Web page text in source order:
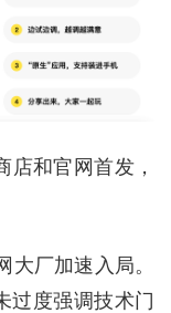
店和官网首发，
厂加速入局。
过度强调技术门